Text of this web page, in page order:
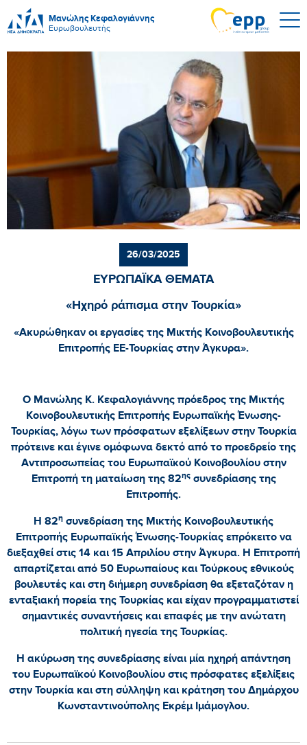
Μανώλης Κεφαλογιάννης
Ευρωβουλευτής
26/03/2025
ΕΥΡΩΠΑΪΚΑ ΘΕΜΑΤΑ
«Ηχηρό ράπισμα στην Τουρκία»
«Ακυρώθηκαν οι εργασίες της Μικτής Κοινοβουλευτικής
Επιτροπής ΕΕ-Τουρκίας στην Άγκυρα».
Ο Μανώλης Κ. Κεφαλογιάννης πρόεδρος της Μικτής
Κοινοβουλευτικής Επιτροπής Ευρωπαϊκής Ένωσης-
Τουρκίας, λόγω των πρόσφατων εξελίξεων στην Τουρκία
πρότεινε και έγινε ομόφωνα δεκτό από το προεδρείο της
Αντιπροσωπείας του Ευρωπαϊκού Κοινοβουλίου στην
Επιτροπή τη ματαίωση της 82ηςσυνεδρίασης της
Επιτροπής.
Η 82η συνεδρίαση της Μικτής Κοινοβουλευτικής
Επιτροπής Ευρωπαϊκής Ένωσης-Τουρκίας επρόκειτο να
διεξαχθεί στις 14 και 15 Απριλίου στην Άγκυρα. Η Επιτροπή
απαρτίζεται από 50 Ευρωπαίους και Τούρκους εθνικούς
βουλευτές και στη διήμερη συνεδρίαση θα εξεταζόταν η
ενταξιακή πορεία της Τουρκίας και είχαν προγραμματιστεί
σημαντικές συναντήσεις και επαφές με την ανώτατη
πολιτική ηγεσία της Τουρκίας.
Η ακύρωση της συνεδρίασης είναι μία ηχηρή απάντηση
του Ευρωπαϊκού Κοινοβουλίου στις πρόσφατες εξελίξεις
στην Τουρκία και στη σύλληψη και κράτηση του Δημάρχου
Κωνσταντινούπολης Εκρέμ Ιμάμογλου.